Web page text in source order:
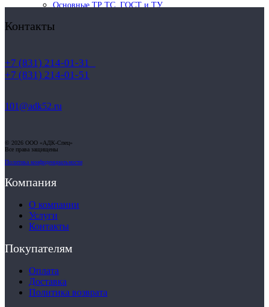
Основные ТР ТС, ГОСТ и ТУ
Контакты
+7 (831) 214-01-31
+7 (831) 214-01-51
101@adk52.ru
© 2026 ООО «АДК-Спец»
Все права защищены
Политика конфиденциальности
Компания
О компании
Услуги
Контакты
Покупателям
Оплата
Доставка
Политика возврата